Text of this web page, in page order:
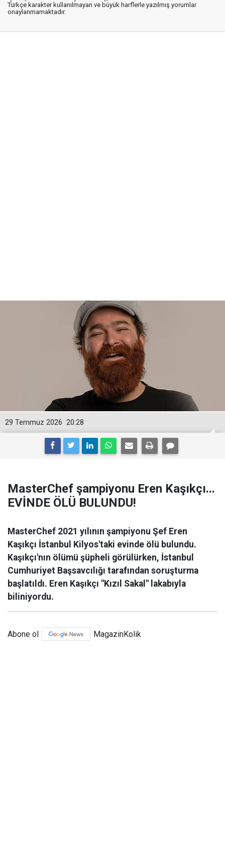
Türkçe karakter kullanılmayan ve büyük harflerle yazılmış yorumlar
onaylanmamaktadır.
20:28
29 Temmuz 2026
MasterChef şampiyonu Eren Kaşıkçı...
EVİNDE ÖLÜ BULUNDU!
MasterChef 2021 yılının şampiyonu Şef Eren
Kaşıkçı İstanbul Kilyos'taki evinde ölü bulundu.
Kaşıkçı'nın ölümü şüpheli görülürken, İstanbul
Cumhuriyet Başsavcılığı tarafından soruşturma
başlatıldı. Eren Kaşıkçı "Kızıl Sakal" lakabıyla
biliniyordu.
Abone ol MagazinKolik